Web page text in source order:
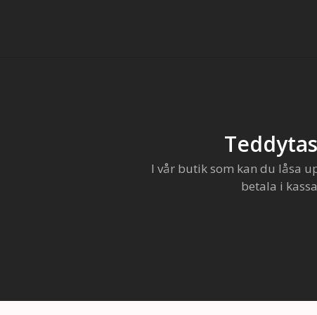
I vår butik som kan du låsa
betala i